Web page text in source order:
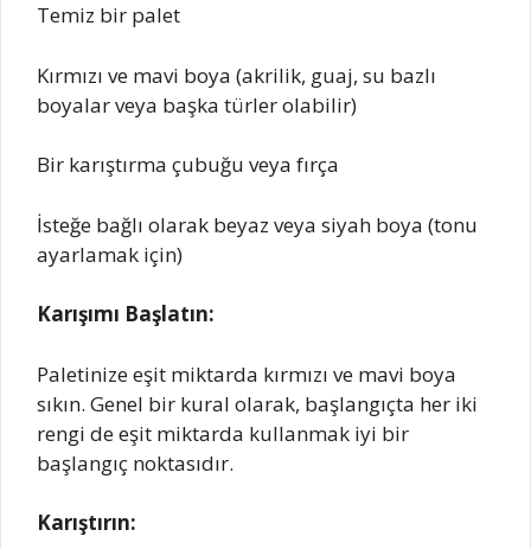
Temiz bir palet
Kırmızı ve mavi boya (akrilik, guaj, su bazlı
boyalar veya başka türler olabilir)
Bir karıştırma çubuğu veya fırça
İsteğe bağlı olarak beyaz veya siyah boya (tonu
ayarlamak için)
Karışımı Başlatın:
Paletinize eşit miktarda kırmızı ve mavi boya
sıkın. Genel bir kural olarak, başlangıçta her iki
rengi de eşit miktarda kullanmak iyi bir
başlangıç noktasıdır.
Karıştırın: